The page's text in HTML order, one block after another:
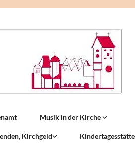
Musik in der Kirche
Kirchgeld Kindertagesstätte